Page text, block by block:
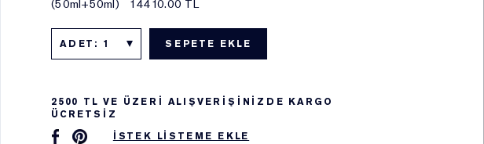
(50ml+50ml) 14410.00 TL
ADET: 1 SEPETE EKLE
2500 TL VE ÜZERİ ALIŞVERİŞİNİZDE KARGO
ÜCRETSİZ
İSTEK LISTEME EKLE